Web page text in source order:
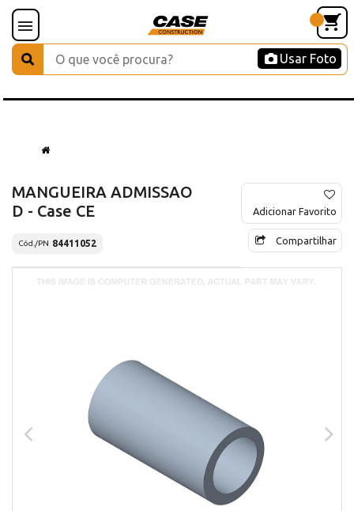
Usar Foto
MANGUEIRA ADMISSAO
D - Case CE
Cód./PN 84411052
Adicionar Favorito
Compartilhar